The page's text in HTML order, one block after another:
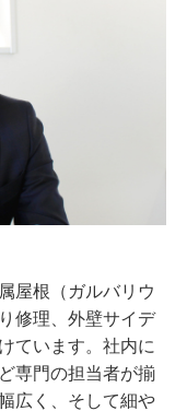
屋根（ガルバリウ
修理、外壁サイデ
ています。社内に
専門の担当者が揃
広く、そして細や